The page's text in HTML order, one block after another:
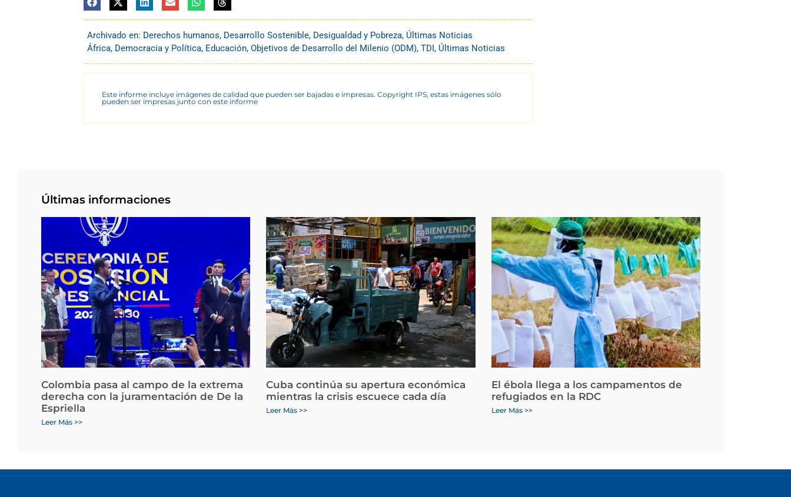
Archivado en: Derechos humanos, Desarrollo Sostenible, Desigualdad y Pobreza, Últimas Noticias
África, Democracia y Política, Educación, Objetivos de Desarrollo del Milenio (ODM), TDI, Últimas Noticias
Este informe incluye imágenes de calidad que pueden ser bajadas e impresas. Copyright IPS, estas imágenes sólo
pueden ser impresas junto con este informe
Últimas informaciones
Colombia pasa al campo de la extrema
derecha con la juramentación de De la
Espriella
Leer Más >>
Cuba continúa su apertura económica
mientras la crisis escuece cada día
Leer Más >>
El ébola llega a los campamentos de
refugiados en la RDC
Leer Más >>